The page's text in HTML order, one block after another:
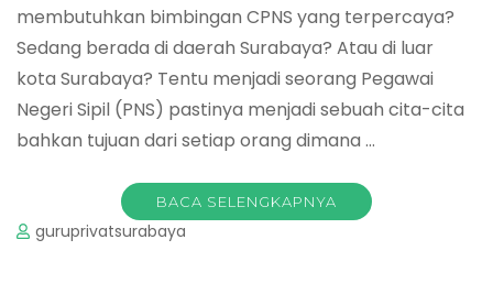
membutuhkan bimbingan CPNS yang terpercaya?
Sedang berada di daerah Surabaya? Atau di luar
kota Surabaya? Tentu menjadi seorang Pegawai
Negeri Sipil (PNS) pastinya menjadi sebuah cita-cita
bahkan tujuan dari setiap orang dimana …
BACA SELENGKAPNYA
guruprivatsurabaya